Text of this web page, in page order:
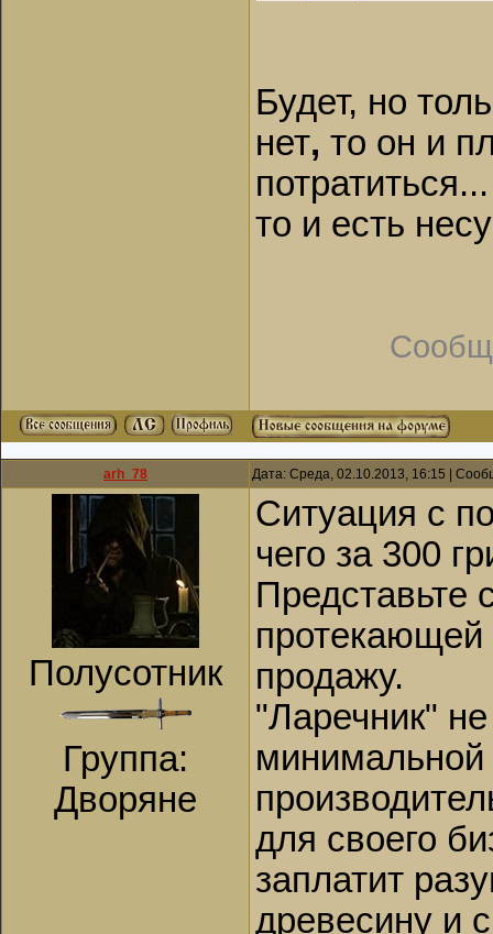
Будет, но
нет, то он и
то и есть
arh_78 Дата: Среда, 02.10.2013, 16:15 |
Полусотник
Группа:
Дворяне
Ситуация с
чего за 300
Представьте
протекающей
продажу.
"Ларечник" не
минимальной
для своего
заплатит
древесину и